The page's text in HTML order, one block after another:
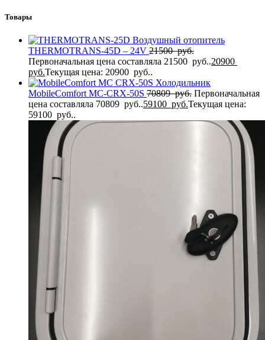
Товары
Воздушный отопитель
THERMOTRANS-45D – 24V 21500руб.
Первоначальная цена составляла 21500 руб..20900
руб.Текущая цена: 20900 руб..
Холодильник
MobileComfort MC-CRX-50S 70809руб. Первоначальная
цена составляла 70809 руб..59100 руб.Текущая цена:
59100 руб..